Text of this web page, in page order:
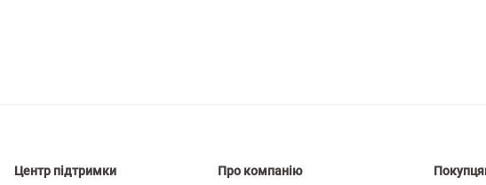
Центр підтримки Про компанію